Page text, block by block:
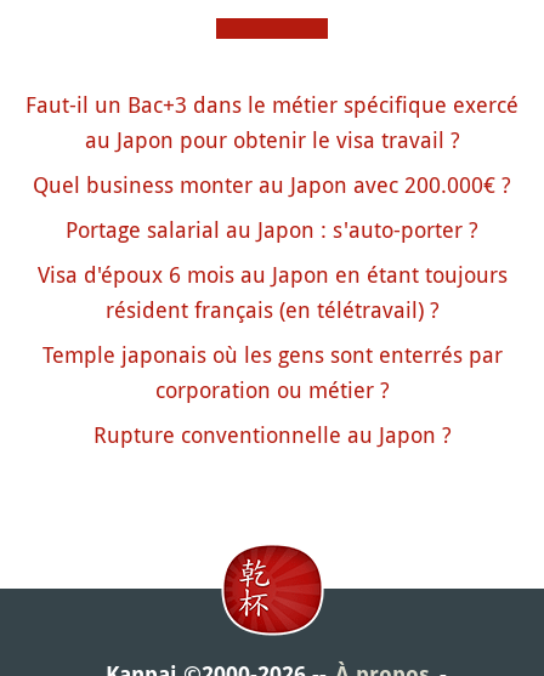
Faut-il un Bac+3 dans le métier spécifique exercé
au Japon pour obtenir le visa travail ?
Quel business monter au Japon avec 200.000€ ?
Portage salarial au Japon : s'auto-porter ?
Visa d'époux 6 mois au Japon en étant toujours
résident français (en télétravail) ?
Temple japonais où les gens sont enterrés par
corporation ou métier ?
Rupture conventionnelle au Japon ?